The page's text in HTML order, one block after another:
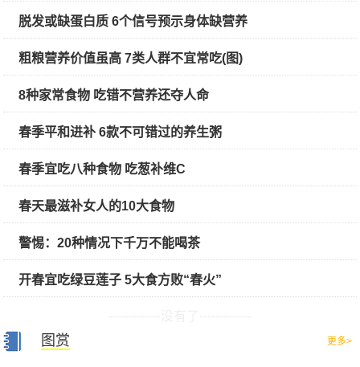
脱发或缺蛋白质 6个信号预示身体缺营养
粗粮营养价值虽高 7类人群不宜常吃(图)
8种家常食物 吃错不营养还夺人命
春季平和进补 6款不可错过的养生粥
春季宜吃八种食物 吃葱补维C
春天最滋补女人的10大食物
警惕：20种情况下千万不能喝茶
开春宜吃绿豆莲子 5大食方败“春火”
图赏 更多>